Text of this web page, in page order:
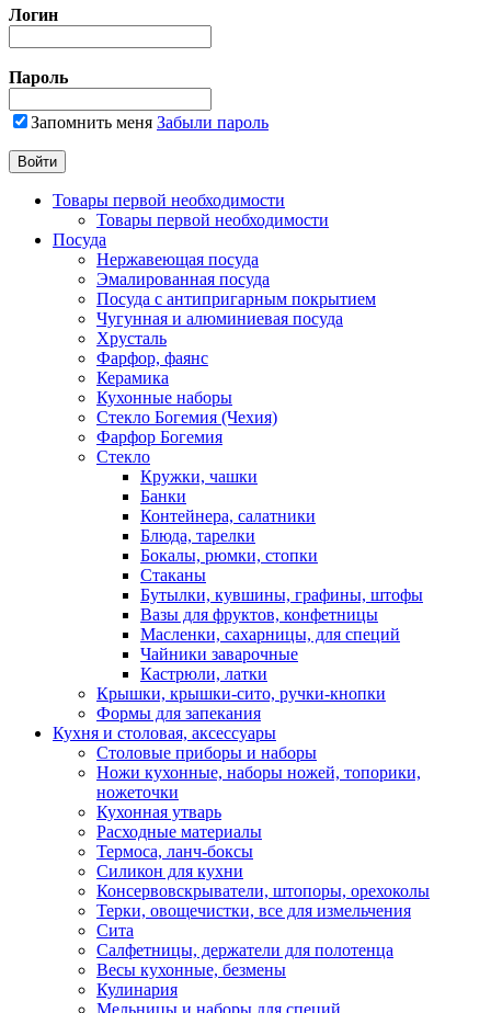
Логин
Пароль
Запомнить меня Забыли пароль
Товары первой необходимости
Товары первой необходимости
Посуда
Нержавеющая посуда
Эмалированная посуда
Посуда с антипригарным покрытием
Чугунная и алюминиевая посуда
Хрусталь
Фарфор, фаянс
Керамика
Кухонные наборы
Стекло Богемия (Чехия)
Фарфор Богемия
Стекло
Кружки, чашки
Банки
Контейнера, салатники
Блюда, тарелки
Бокалы, рюмки, стопки
Стаканы
Бутылки, кувшины, графины, штофы
Вазы для фруктов, конфетницы
Масленки, сахарницы, для специй
Чайники заварочные
Кастрюли, латки
Крышки, крышки-сито, ручки-кнопки
Формы для запекания
Кухня и столовая, аксессуары
Столовые приборы и наборы
Ножи кухонные, наборы ножей, топорики,
ножеточки
Кухонная утварь
Расходные материалы
Термоса, ланч-боксы
Силикон для кухни
Консервовскрыватели, штопоры, орехоколы
Терки, овощечистки, все для измельчения
Сита
Салфетницы, держатели для полотенца
Весы кухонные, безмены
Кулинария
Мельницы и наборы для специй